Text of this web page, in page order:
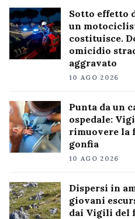
Sotto effetto
un
costituisce.
omicidio
aggravato
10 AGO 2026
Punta da un
ospedale:
rimuovere la
gonfia
10 AGO 2026
Dispersi in
giovani
dai Vigili del